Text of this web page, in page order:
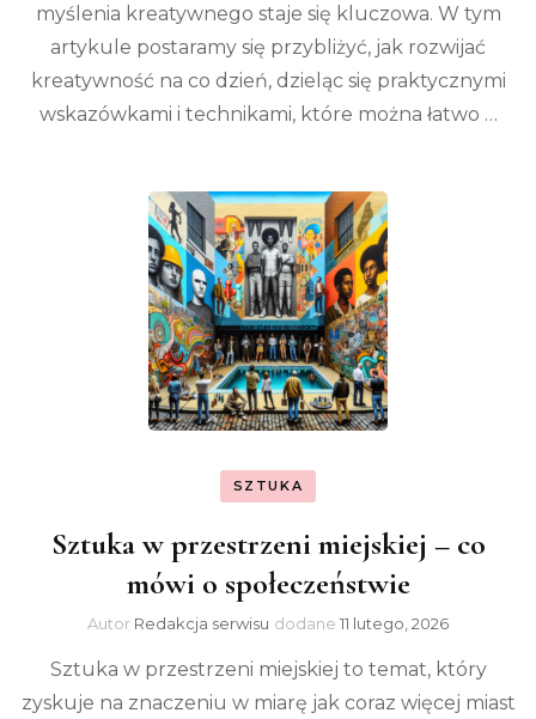
myślenia kreatywnego staje się kluczowa. W tym
artykule postaramy się przybliżyć, jak rozwijać
kreatywność na co dzień, dzieląc się praktycznymi
wskazówkami i technikami, które można łatwo …
SZTUKA
Sztuka w przestrzeni miejskiej – co
mówi o społeczeństwie
Autor Redakcja serwisu dodane 11 lutego, 2026
Sztuka w przestrzeni miejskiej to temat, który
zyskuje na znaczeniu w miarę jak coraz więcej miast